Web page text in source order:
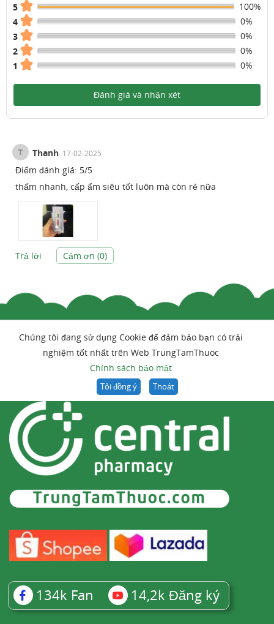
5
100%
4
0%
3
0%
2
0%
1
0%
Đánh giá và nhận xét
T Thanh 17-02-2025
Điểm đánh giá: 5/5
thấm nhanh, cấp ẩm siêu tốt luôn mà còn rẻ nữa
Trả lời Cảm ơn (0)
Chúng tôi đang sử dụng Cookie để đảm bảo bạn có trải
nghiệm tốt nhất trên Web TrungTamThuoc
Chính sách bảo mật
Tôi đồng ý Thoát
134k Fan 14,2k Đăng ký